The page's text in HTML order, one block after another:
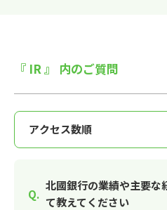
『 IR 』 内のご質問
北國銀行の業績や主要な
て教えてください